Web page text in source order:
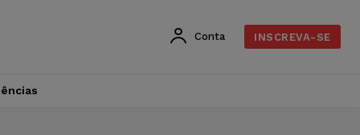
Conta INSCREVA-SE